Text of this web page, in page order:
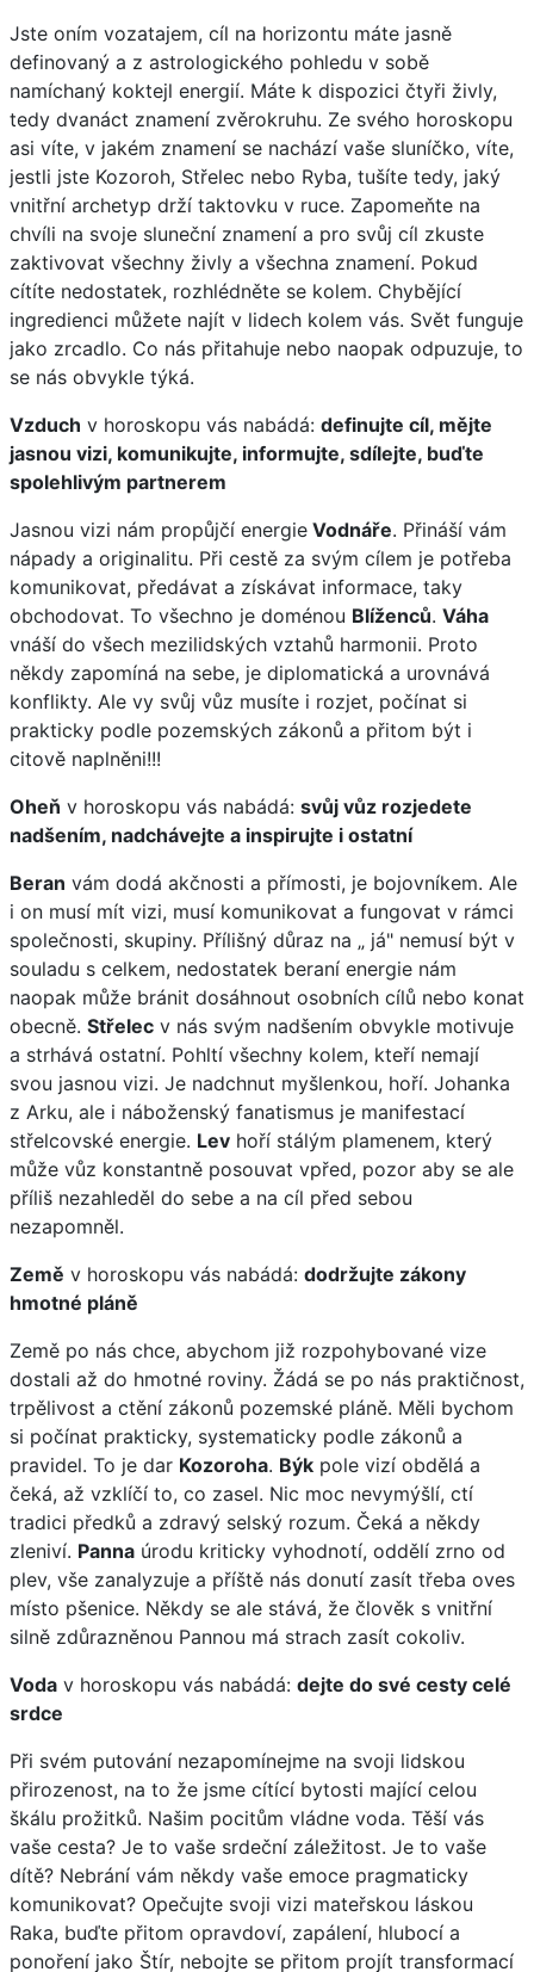
Jste oním vozatajem, cíl na horizontu máte jasně
definovaný a z astrologického pohledu v sobě
namíchaný koktejl energií. Máte k dispozici čtyři živly,
tedy dvanáct znamení zvěrokruhu. Ze svého horoskopu
asi víte, v jakém znamení se nachází vaše sluníčko, víte,
jestli jste Kozoroh, Střelec nebo Ryba, tušíte tedy, jaký
vnitřní archetyp drží taktovku v ruce. Zapomeňte na
chvíli na svoje sluneční znamení a pro svůj cíl zkuste
zaktivovat všechny živly a všechna znamení. Pokud
cítíte nedostatek, rozhlédněte se kolem. Chybějící
ingredienci můžete najít v lidech kolem vás. Svět funguje
jako zrcadlo. Co nás přitahuje nebo naopak odpuzuje, to
se nás obvykle týká.
Vzduch v horoskopu vás nabádá: definujte cíl, mějte
jasnou vizi, komunikujte, informujte, sdílejte, buďte
spolehlivým partnerem
Jasnou vizi nám propůjčí energie Vodnáře. Přináší vám
nápady a originalitu. Při cestě za svým cílem je potřeba
komunikovat, předávat a získávat informace, taky
obchodovat. To všechno je doménou Blíženců. Váha
vnáší do všech mezilidských vztahů harmonii. Proto
někdy zapomíná na sebe, je diplomatická a urovnává
konflikty. Ale vy svůj vůz musíte i rozjet, počínat si
prakticky podle pozemských zákonů a přitom být i
citově naplněni!!!
Oheň v horoskopu vás nabádá: svůj vůz rozjedete
nadšením, nadchávejte a inspirujte i ostatní
Beran vám dodá akčnosti a přímosti, je bojovníkem. Ale
i on musí mít vizi, musí komunikovat a fungovat v rámci
společnosti, skupiny. Přílišný důraz na „ já" nemusí být v
souladu s celkem, nedostatek beraní energie nám
naopak může bránit dosáhnout osobních cílů nebo konat
obecně. Střelec v nás svým nadšením obvykle motivuje
a strhává ostatní. Pohltí všechny kolem, kteří nemají
svou jasnou vizi. Je nadchnut myšlenkou, hoří. Johanka
z Arku, ale i náboženský fanatismus je manifestací
střelcovské energie. Lev hoří stálým plamenem, který
může vůz konstantně posouvat vpřed, pozor aby se ale
příliš nezahleděl do sebe a na cíl před sebou
nezapomněl.
Země v horoskopu vás nabádá: dodržujte zákony
hmotné pláně
Země po nás chce, abychom již rozpohybované vize
dostali až do hmotné roviny. Žádá se po nás praktičnost,
trpělivost a ctění zákonů pozemské pláně. Měli bychom
si počínat prakticky, systematicky podle zákonů a
pravidel. To je dar Kozoroha. Býk pole vizí obdělá a
čeká, až vzklíčí to, co zasel. Nic moc nevymýšlí, ctí
tradici předků a zdravý selský rozum. Čeká a někdy
zleniví. Panna úrodu kriticky vyhodnotí, oddělí zrno od
plev, vše zanalyzuje a příště nás donutí zasít třeba oves
místo pšenice. Někdy se ale stává, že člověk s vnitřní
silně zdůrazněnou Pannou má strach zasít cokoliv.
Voda v horoskopu vás nabádá: dejte do své cesty celé
srdce
Při svém putování nezapomínejme na svoji lidskou
přirozenost, na to že jsme cítící bytosti mající celou
škálu prožitků. Našim pocitům vládne voda. Těší vás
vaše cesta? Je to vaše srdeční záležitost. Je to vaše
dítě? Nebrání vám někdy vaše emoce pragmaticky
komunikovat? Opečujte svoji vizi mateřskou láskou
Raka, buďte přitom opravdoví, zapálení, hlubocí a
ponoření jako Štír, nebojte se přitom projít transformací